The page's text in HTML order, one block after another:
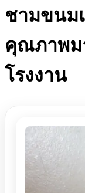
ชามขนม
คุณภาพม
โรงงาน